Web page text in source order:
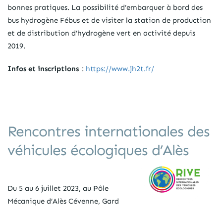
bonnes pratiques. La possibilité d’embarquer à bord des
bus hydrogène Fébus et de visiter la station de production
et de distribution d’hydrogène vert en activité depuis
2019.
Infos et inscriptions : https://www.jh2t.fr/
Rencontres internationales des
véhicules écologiques d’Alès
Du 5 au 6 juillet 2023, au Pôle
Mécanique d’Alès Cévenne, Gard